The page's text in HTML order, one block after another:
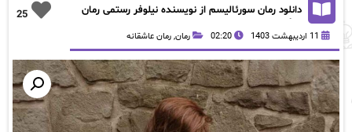
25
دانلود رمان سورئالیسم از نویسنده نیلوفر رستمی رمان
11 اردیبهشت 1403 02:20 رمان, رمان عاشقانه